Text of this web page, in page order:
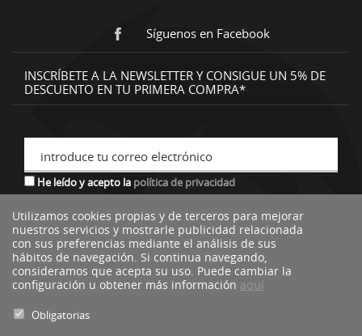
Síguenos en Facebook
INSCRÍBETE A LA NEWSLETTER Y CONSIGUE UN 5% DE
DESCUENTO EN TU PRIMERA COMPRA*
introduce tu correo electrónico
He leído y acepto la política de privacidad
*descuento no acumulable a otras ofertas o promociones.
Utilizamos cookies propias y de terceros para mejorar
nuestros servicios y mostrarle publicidad relacionada
con sus preferencias mediante el análisis de sus
hábitos de navegación. Si continua navegando,
consideramos que acepta su uso. Puede cambiar la
configuración u obtener más información aquí
Obligatorias